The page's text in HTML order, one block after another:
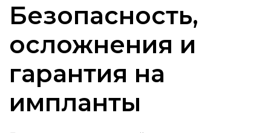
Безопасность,
осложнения и
гарантия на
импланты